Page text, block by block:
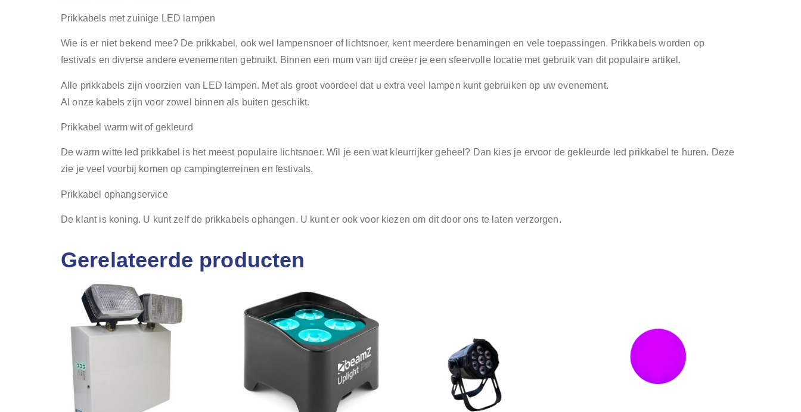
Prikkabels met zuinige LED lampen
Wie is er niet bekend mee? De prikkabel, ook wel lampensnoer of lichtsnoer, kent meerdere benamingen en vele toepassingen. Prikkabels worden op
festivals en diverse andere evenementen gebruikt. Binnen een mum van tijd creëer je een sfeervolle locatie met gebruik van dit populaire artikel.
Alle prikkabels zijn voorzien van LED lampen. Met als groot voordeel dat u extra veel lampen kunt gebruiken op uw evenement.
Al onze kabels zijn voor zowel binnen als buiten geschikt.
Prikkabel warm wit of gekleurd
De warm witte led prikkabel is het meest populaire lichtsnoer. Wil je een wat kleurrijker geheel? Dan kies je ervoor de gekleurde led prikkabel te huren. Deze
zie je veel voorbij komen op campingterreinen en festivals.
Prikkabel ophangservice
De klant is koning. U kunt zelf de prikkabels ophangen. U kunt er ook voor kiezen om dit door ons te laten verzorgen.
Gerelateerde producten